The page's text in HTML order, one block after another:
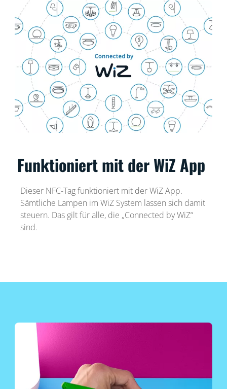
Funktioniert mit der WiZ App
Dieser NFC-Tag funktioniert mit der WiZ App.
Sämtliche Lampen im WiZ System lassen sich damit
steuern. Das gilt für alle, die „Connected by WiZ“
sind.